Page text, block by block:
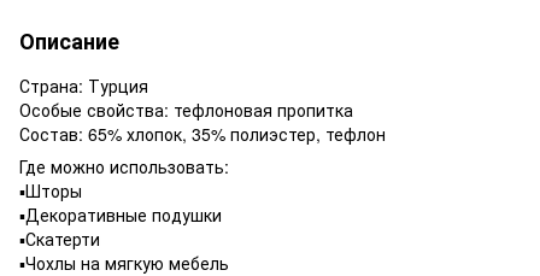
Описание
Страна: Турция
Особые свойства: тефлоновая пропитка
Состав: 65% хлопок, 35% полиэстер, тефлон
Где можно использовать:
▪️Шторы
▪️Декоративные подушки
▪️Скатерти
▪️Чохлы на мягкую мебель